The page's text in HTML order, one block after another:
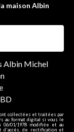
maison Albin
Albin Michel
collectées et traitées par
au format digital si vous le
06/01/1978 modifiée et au
d'accès, de rectification et